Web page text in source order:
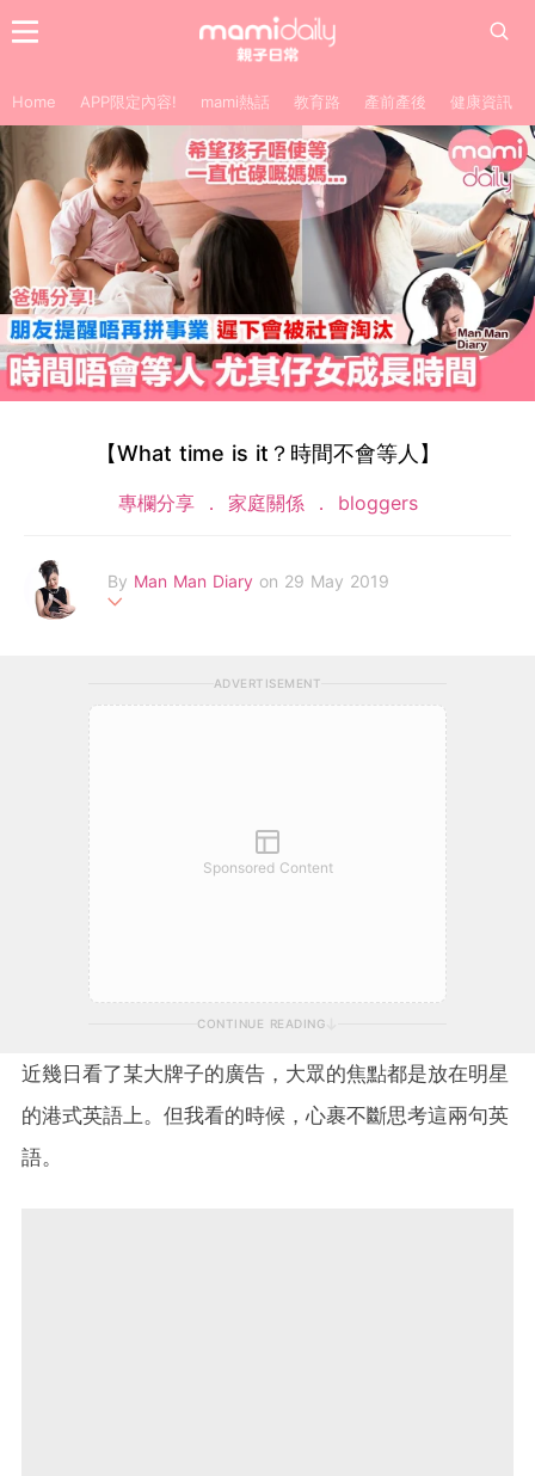
Home APP限定內容! mami熱話 教育路 產前產後 健康資訊
【What time is it？時間不會等人】
專欄分享 家庭關係 bloggers
By Man Man Diary on 29 May 2019
憑。喜歡音樂、動物、卡通片。
FB page: Man Man Diary
diarymanman@gmail.com
ADVERTISEMENT
Sponsored Content
CONTINUE READING
近幾日看了某大牌子的廣告，大眾的焦點都是放在明星
的港式英語上。但我看的時候，心裹不斷思考這兩句英
語。